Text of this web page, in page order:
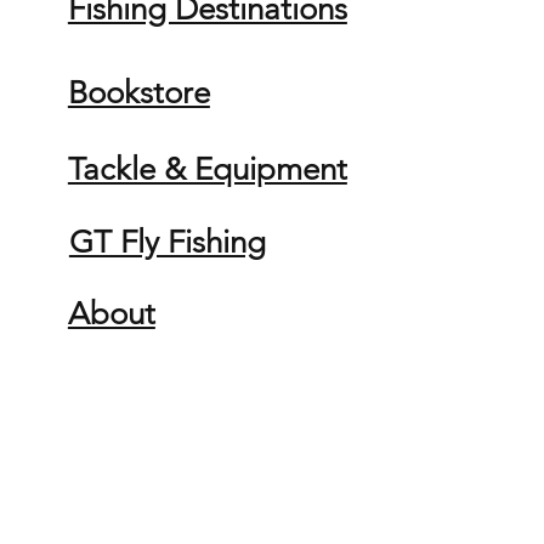
Fishing Destinations
Bookstore
Tackle & Equipment
GT Fly Fishing
About